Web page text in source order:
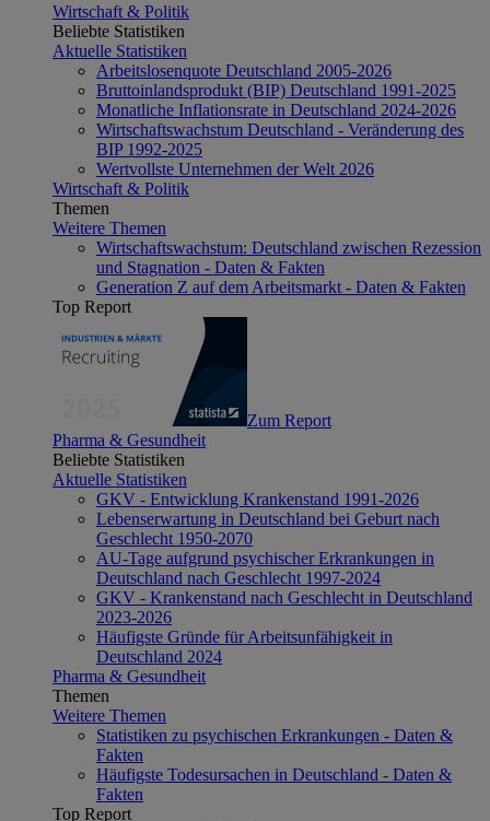
Wirtschaft & Politik
Beliebte Statistiken
Aktuelle Statistiken
Arbeitslosenquote Deutschland 2005-2026
Bruttoinlandsprodukt (BIP) Deutschland 1991-2025
Monatliche Inflationsrate in Deutschland 2024-2026
Wirtschaftswachstum Deutschland - Veränderung des
BIP 1992-2025
Wertvollste Unternehmen der Welt 2026
Wirtschaft & Politik
Themen
Weitere Themen
Wirtschaftswachstum: Deutschland zwischen Rezession
und Stagnation - Daten & Fakten
Generation Z auf dem Arbeitsmarkt - Daten & Fakten
Top Report
Zum Report
Pharma & Gesundheit
Beliebte Statistiken
Aktuelle Statistiken
GKV - Entwicklung Krankenstand 1991-2026
Lebenserwartung in Deutschland bei Geburt nach
Geschlecht 1950-2070
AU-Tage aufgrund psychischer Erkrankungen in
Deutschland nach Geschlecht 1997-2024
GKV - Krankenstand nach Geschlecht in Deutschland
2023-2026
Häufigste Gründe für Arbeitsunfähigkeit in
Deutschland 2024
Pharma & Gesundheit
Themen
Weitere Themen
Statistiken zu psychischen Erkrankungen - Daten &
Fakten
Häufigste Todesursachen in Deutschland - Daten &
Fakten
Top Report